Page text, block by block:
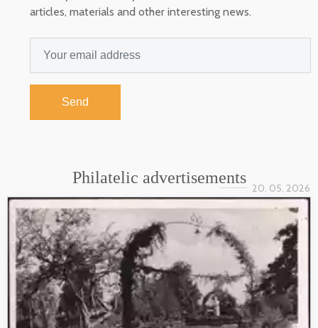
articles, materials and other interesting news.
Send
Philatelic advertisements
20. 05. 2026